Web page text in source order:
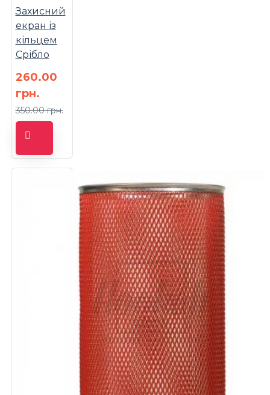
Захисний
екран із
кільцем
Срібло
260.00
грн.
350.00 грн.